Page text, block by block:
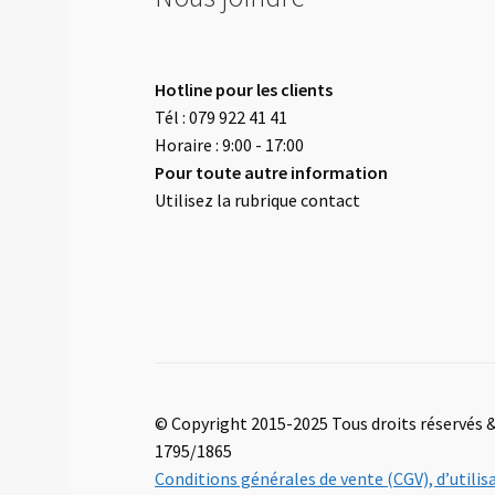
Hotline pour les clients
Tél : 079 922 41 41
Horaire : 9:00 - 17:00
Pour toute autre information
Utilisez la rubrique contact
© Copyright 2015-2025 Tous droits réservés
1795/1865
Conditions générales de vente (CGV),